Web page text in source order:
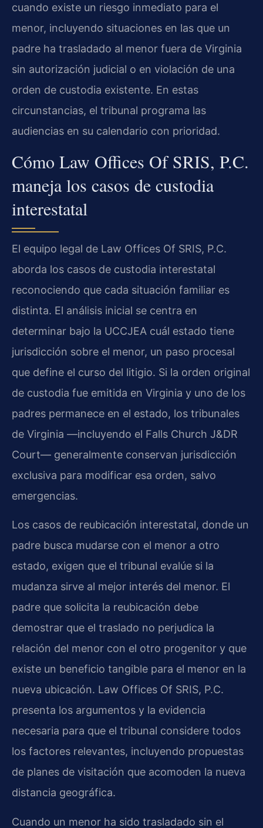
cuando existe un riesgo inmediato para el
menor, incluyendo situaciones en las que un
padre ha trasladado al menor fuera de Virginia
sin autorización judicial o en violación de una
orden de custodia existente. En estas
circunstancias, el tribunal programa las
audiencias en su calendario con prioridad.
Cómo Law Offices Of SRIS, P.C.
maneja los casos de custodia
interestatal
El equipo legal de Law Offices Of SRIS, P.C.
aborda los casos de custodia interestatal
reconociendo que cada situación familiar es
distinta. El análisis inicial se centra en
determinar bajo la UCCJEA cuál estado tiene
jurisdicción sobre el menor, un paso procesal
que define el curso del litigio. Si la orden original
de custodia fue emitida en Virginia y uno de los
padres permanece en el estado, los tribunales
de Virginia —incluyendo el Falls Church J&DR
Court— generalmente conservan jurisdicción
exclusiva para modificar esa orden, salvo
emergencias.
Los casos de reubicación interestatal, donde un
padre busca mudarse con el menor a otro
estado, exigen que el tribunal evalúe si la
mudanza sirve al mejor interés del menor. El
padre que solicita la reubicación debe
demostrar que el traslado no perjudica la
relación del menor con el otro progenitor y que
existe un beneficio tangible para el menor en la
nueva ubicación. Law Offices Of SRIS, P.C.
presenta los argumentos y la evidencia
necesaria para que el tribunal considere todos
los factores relevantes, incluyendo propuestas
de planes de visitación que acomoden la nueva
distancia geográfica.
Cuando un menor ha sido trasladado sin el